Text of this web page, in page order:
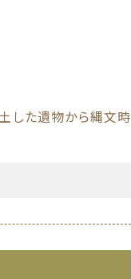
した遺物から縄文時